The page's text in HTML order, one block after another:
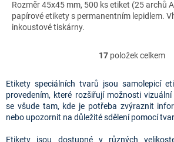
Rozměr 45x45 mm, 500 ks etiket (25 archů
papírové etikety s permanentním lepidlem.
inkoustové tiskárny.
O
l
á
d
a
í
17položek celkem
Etikety speciálních tvarů jsou samolepicí
provedením, které rozšiřují možnosti
se všude tam, kde je potřeba zvýraznit
nebo upozornit na důležité sdělení pomocí
Etikety jsou dostupné v různých